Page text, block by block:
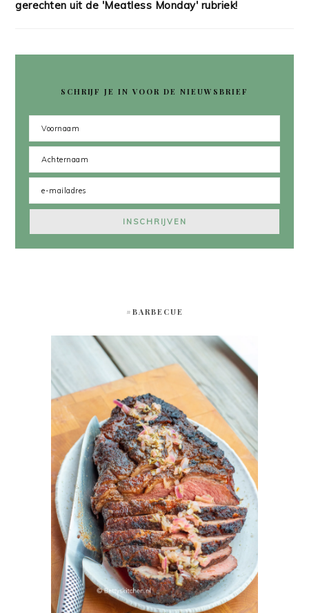
gerechten uit de 'Meatless Monday' rubriek!
SCHRIJF JE IN VOOR DE NIEUWSBRIEF
#BARBECUE